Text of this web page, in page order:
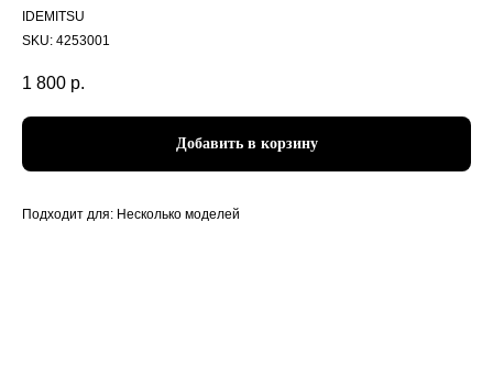
IDEMITSU
SKU: 4253001
1 800 р.
Добавить в корзину
Подходит для: Несколько моделей